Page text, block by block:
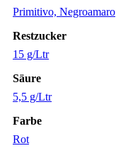
Primitivo, Negroamaro
Restzucker
15 g/Ltr
Säure
5,5 g/Ltr
Farbe
Rot